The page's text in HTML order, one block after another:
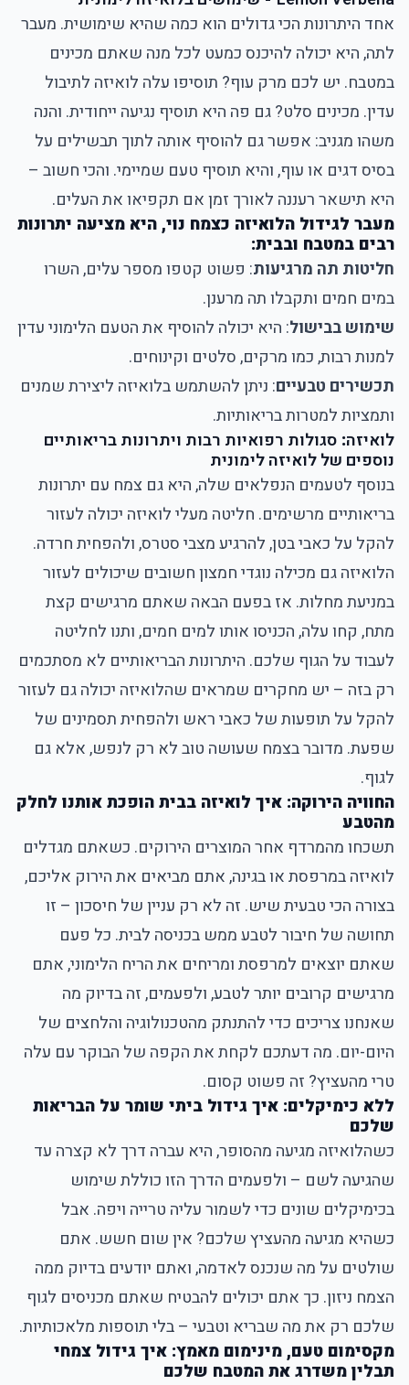
אחד היתרונות הכי גדולים הוא כמה שהיא שימושית. מעבר
לתה, היא יכולה להיכנס כמעט לכל מנה שאתם מכינים
במטבח. יש לכם מרק עוף? תוסיפו עלה לואיזה לתיבול
עדין. מכינים סלט? גם פה היא תוסיף נגיעה ייחודית. והנה
משהו מגניב: אפשר גם להוסיף אותה לתוך תבשילים על
בסיס דגים או עוף, והיא תוסיף טעם שמיימי. והכי חשוב –
היא תישאר רעננה לאורך זמן אם תקפיאו את העלים.
מעבר לגידול הלואיזה כצמח נוי, היא מציעה יתרונות
רבים במטבח ובבית:
חליטות תה מרגיעות: פשוט קטפו מספר עלים, השרו
במים חמים ותקבלו תה מרענן.
שימוש בבישול: היא יכולה להוסיף את הטעם הלימוני עדין
למנות רבות, כמו מרקים, סלטים וקינוחים.
תכשירים טבעיים: ניתן להשתמש בלואיזה ליצירת שמנים
ותמציות למטרות בריאותיות.
לואיזה: סגולות רפואיות רבות ויתרונות בריאותיים
נוספים של לואיזה לימונית
בנוסף לטעמים הנפלאים שלה, היא גם צמח עם יתרונות
בריאותיים מרשימים. חליטה מעלי לואיזה יכולה לעזור
להקל על כאבי בטן, להרגיע מצבי סטרס, ולהפחית חרדה.
הלואיזה גם מכילה נוגדי חמצון חשובים שיכולים לעזור
במניעת מחלות. אז בפעם הבאה שאתם מרגישים קצת
מתח, קחו עלה, הכניסו אותו למים חמים, ותנו לחליטה
לעבוד על הגוף שלכם. היתרונות הבריאותיים לא מסתכמים
רק בזה – יש מחקרים שמראים שהלואיזה יכולה גם לעזור
להקל על תופעות של כאבי ראש ולהפחית תסמינים של
שפעת. מדובר בצמח שעושה טוב לא רק לנפש, אלא גם
לגוף.
החוויה הירוקה: איך לואיזה בבית הופכת אותנו לחלק
מהטבע
תשכחו מהמרדף אחר המוצרים הירוקים. כשאתם מגדלים
לואיזה במרפסת או בגינה, אתם מביאים את הירוק אליכם,
בצורה הכי טבעית שיש. זה לא רק עניין של חיסכון – זו
תחושה של חיבור לטבע ממש בכניסה לבית. כל פעם
שאתם יוצאים למרפסת ומריחים את הריח הלימוני, אתם
מרגישים קרובים יותר לטבע, ולפעמים, זה בדיוק מה
שאנחנו צריכים כדי להתנתק מהטכנולוגיה והלחצים של
היום-יום. מה דעתכם לקחת את הקפה של הבוקר עם עלה
טרי מהעציץ? זה פשוט קסום.
ללא כימיקלים: איך גידול ביתי שומר על הבריאות
שלכם
כשהלואיזה מגיעה מהסופר, היא עברה דרך לא קצרה עד
שהגיעה לשם – ולפעמים הדרך הזו כוללת שימוש
בכימיקלים שונים כדי לשמור עליה טרייה ויפה. אבל
כשהיא מגיעה מהעציץ שלכם? אין שום חשש. אתם
שולטים על מה שנכנס לאדמה, ואתם יודעים בדיוק ממה
הצמח ניזון. כך אתם יכולים להבטיח שאתם מכניסים לגוף
שלכם רק את מה שבריא וטבעי – בלי תוספות מלאכותיות.
מקסימום טעם, מינימום מאמץ: איך גידול צמחי
תבלין משדרג את המטבח שלכם